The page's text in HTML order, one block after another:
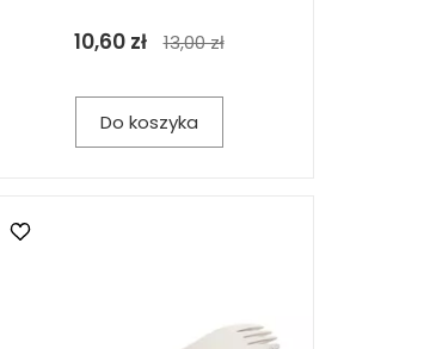
10,60 zł 13,00 zł
Do koszyka